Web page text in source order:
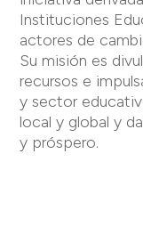
Instituciones
actores de
Su misión es
recursos e
y sector
local y global y
y próspero.